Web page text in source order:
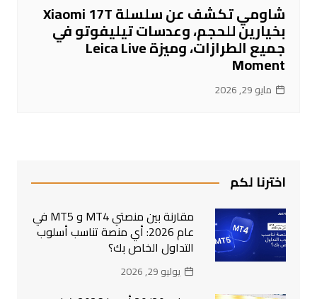
شاومي تكشف عن سلسلة Xiaomi 17T
بخيارين للحجم، وعدسات تيليفوتو في
جميع الطرازات، وميزة Leica Live
Moment
مايو 29, 2026
اخترنا لكم
مقارنة بين منصتي MT4 و MT5 في
عام 2026: أي منصة تناسب أسلوب
التداول الخاص بك؟
يوليو 29, 2026